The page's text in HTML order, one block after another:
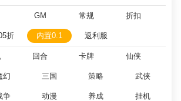
GM 常规 折扣
折 内置0.1 返利服
回合 卡牌 仙侠
幻 三国 策略 武侠
争 动漫 养成 挂机